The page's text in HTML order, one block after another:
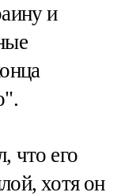
и
что его
хотя он